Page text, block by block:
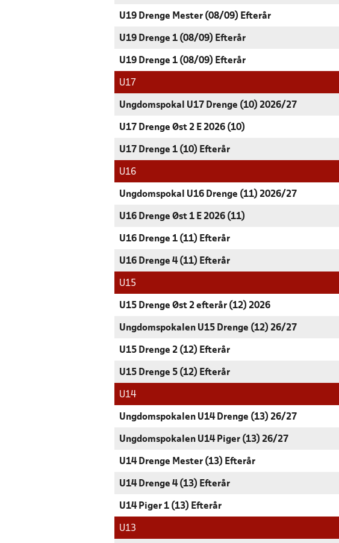
U19 Drenge Mester (08/09) Efterår
U19 Drenge 1 (08/09) Efterår
U19 Drenge 1 (08/09) Efterår
U17
Ungdomspokal U17 Drenge (10) 2026/27
U17 Drenge Øst 2 E 2026 (10)
U17 Drenge 1 (10) Efterår
U16
Ungdomspokal U16 Drenge (11) 2026/27
U16 Drenge Øst 1 E 2026 (11)
U16 Drenge 1 (11) Efterår
U16 Drenge 4 (11) Efterår
U15
U15 Drenge Øst 2 efterår (12) 2026
Ungdomspokalen U15 Drenge (12) 26/27
U15 Drenge 2 (12) Efterår
U15 Drenge 5 (12) Efterår
U14
Ungdomspokalen U14 Drenge (13) 26/27
Ungdomspokalen U14 Piger (13) 26/27
U14 Drenge Mester (13) Efterår
U14 Drenge 4 (13) Efterår
U14 Piger 1 (13) Efterår
U13